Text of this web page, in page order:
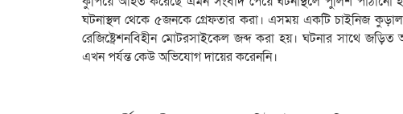
ঘটনাস্থল থেকে ৫জনকে গ্রেফতার করা। এসময় একটি চাইনিজ কুড়াল,
রেজিষ্ট্রেশনবিহীন মোটরসাইকেল জব্দ করা হয়। ঘটনার সাথে
এখন পর্যন্ত কেউ অভিযোগ দায়ের করেননি।